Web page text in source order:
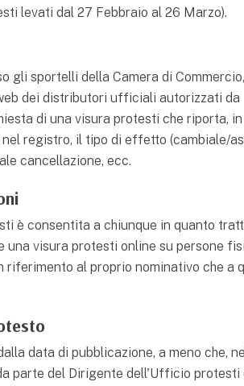
levati dal 27 Febbraio al 26 Marzo).
gli sportelli della Camera di
dei distributori ufficiali autorizzati da
di una visura protesti che riporta,
registro, il tipo di effetto (cambiale/
cancellazione, ecc.
è consentita a chiunque in quanto
visura protesti online su persone
al proprio nominativo che a
data di pubblicazione, a meno che,
parte del Dirigente dell'Ufficio protesti